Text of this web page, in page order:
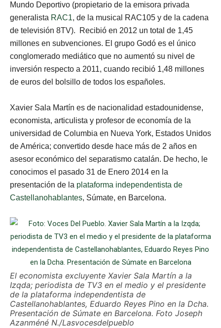
Mundo Deportivo (propietario de la emisora privada
generalista RAC1, de la musical RAC105 y de la cadena
de televisión 8TV). Recibió en 2012 un total de 1,45
millones en subvenciones. El grupo Godó es el único
conglomerado mediático que no aumentó su nivel de
inversión respecto a 2011, cuando recibió 1,48 millones
de euros del bolsillo de todos los españoles.
Xavier Sala Martín es de nacionalidad estadounidense,
economista, articulista y profesor de economía de la
universidad de Columbia en Nueva York, Estados Unidos
de América; convertido desde hace más de 2 años en
asesor económico del separatismo catalán. De hecho, le
conocimos el pasado 31 de Enero 2014 en la
presentación de la plataforma independentista de
Castellanohablantes, Súmate, en Barcelona.
El economista excluyente Xavier Sala Martín a la
Izqda; periodista de TV3 en el medio y el presidente
de la plataforma independentista de
Castellanohablantes, Eduardo Reyes Pino en la Dcha.
Presentación de Súmate en Barcelona. Foto Joseph
Azanméné N./Lasvocesdelpueblo